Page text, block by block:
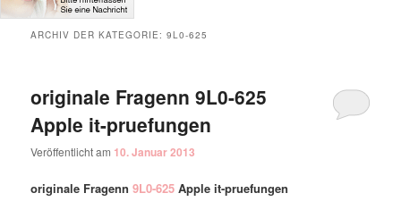
ARCHIV DER KATEGORIE:9L0-625
originale Fragenn 9L0-625
Apple it-pruefungen
Veröffentlicht am 10. Januar 2013
originale Fragenn9L0-625 Apple it-pruefungen